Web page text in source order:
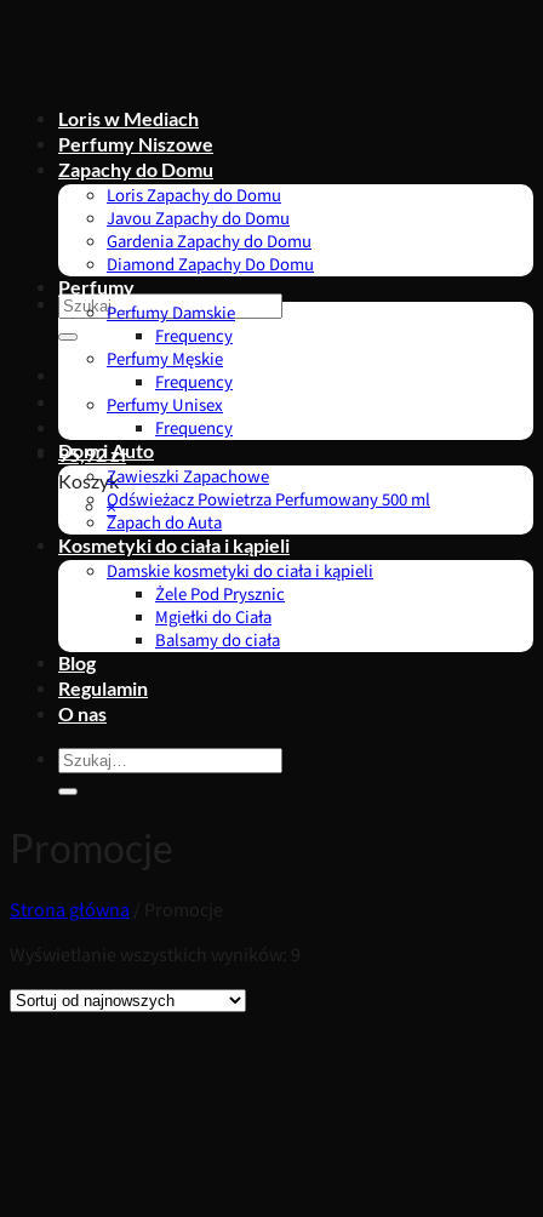
Szukaj:
95,92zł
Koszyk
×
Loris w Mediach
Perfumy Niszowe
Zapachy do Domu
Loris Zapachy do Domu
Javou Zapachy do Domu
Gardenia Zapachy do Domu
Diamond Zapachy Do Domu
Perfumy
Perfumy Damskie
Frequency
Perfumy Męskie
Frequency
Perfumy Unisex
Frequency
Dom i Auto
Zawieszki Zapachowe
Odświeżacz Powietrza Perfumowany 500 ml
Zapach do Auta
Kosmetyki do ciała i kąpieli
Damskie kosmetyki do ciała i kąpieli
Żele Pod Prysznic
Mgiełki do Ciała
Balsamy do ciała
Blog
Regulamin
O nas
Szukaj:
Promocje
Strona główna
Promocje
Wyświetlanie wszystkich wyników: 9